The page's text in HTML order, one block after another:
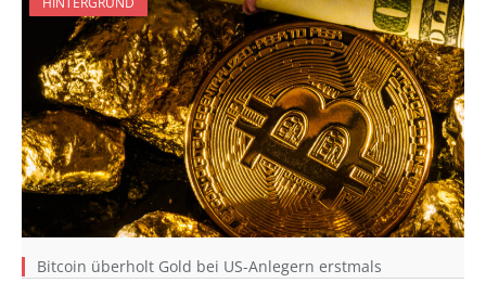
Bitcoin überholt Gold bei US-Anlegern erstmals